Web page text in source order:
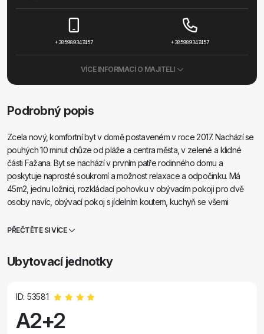
+385989347457 +385989347457
VÍCE INFORMACÍ O MAJITELI
Podrobný popis
Zcela nový, komfortní byt v domě postaveném v roce 2017. Nachází se
pouhých 10 minut chůze od pláže a centra města, v zelené a klidné
části Fažana. Byt se nachází v prvním patře rodinného domu a
poskytuje naprosté soukromí a možnost relaxace a odpočinku. Má
45m2, jednu ložnici, rozkládací pohovku v obývacím pokoji pro dvě
osoby navíc, obývací pokoj s jídelním koutem, kuchyň se všemi
Okolí je velmi klidné, v okolí je pouze několik rodinných domů. Na
obchodů se suvenýry, lékárna, lékař, pošta, banka, autobusové
PŘEČTĚTE SI VÍCE
Ubytovací jednotky
ID: 53581
A2+2